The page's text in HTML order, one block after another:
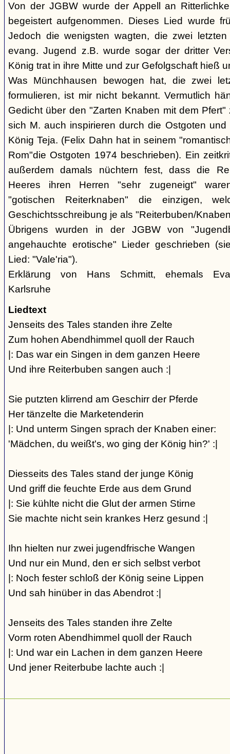
Von der JGBW wurde der Appell an
begeistert aufgenommen. Dieses Lied wurde
Jedoch die wenigsten wagten, die zwei
evang. Jugend z.B. wurde sogar der dritter
König trat in ihre Mitte und zur Gefolgschaft hieß
Was Münchhausen bewogen hat, die zwei
formulieren, ist mir nicht bekannt. Vermutlich
Gedicht über den "Zarten Knaben mit dem
sich M. auch inspirieren durch die Ostgoten
König Teja. (Felix Dahn hat in seinem
Rom"die Ostgoten 1974 beschrieben). Ein
außerdem damals nüchtern fest, dass die
Heeres ihren Herren "sehr zugeneigt"
"gotischen Reiterknaben" die einzigen,
Geschichtsschreibung je als "Reiterbuben/
Übrigens wurden in der JGBW von
angehauchte erotische" Lieder geschrieben
Lied: "Vale'ria").
Erklärung von Hans Schmitt, ehemals
Karlsruhe
Liedtext
Jenseits des Tales standen ihre Zelte
Zum hohen Abendhimmel quoll der Rauch
|: Das war ein Singen in dem ganzen Heere
Und ihre Reiterbuben sangen auch :|
Sie putzten klirrend am Geschirr der Pferde
Her tänzelte die Marketenderin
|: Und unterm Singen sprach der Knaben einer:
'Mädchen, du weißt's, wo ging der König hin?' :|
Diesseits des Tales stand der junge König
Und griff die feuchte Erde aus dem Grund
|: Sie kühlte nicht die Glut der armen Stirne
Sie machte nicht sein krankes Herz gesund :|
Ihn hielten nur zwei jugendfrische Wangen
Und nur ein Mund, den er sich selbst verbot
|: Noch fester schloß der König seine Lippen
Und sah hinüber in das Abendrot :|
Jenseits des Tales standen ihre Zelte
Vorm roten Abendhimmel quoll der Rauch
|: Und war ein Lachen in dem ganzen Heere
Und jener Reiterbube lachte auch :|